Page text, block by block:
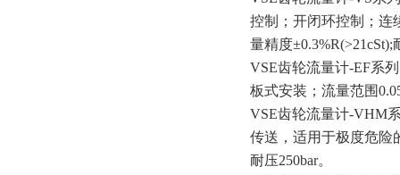
控制；开闭环控制；连
量精度±0.3%R(>21cSt);
VSE齿轮流量计-EF系
板式安装；流量范围
VSE齿轮流量计-VHM
传送，适用于极度危险
耐压250bar。